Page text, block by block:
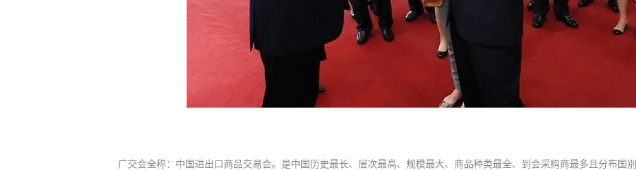
广交会全称：中国进出口商品交易会。是中国历史最长、层次最高、规模最大、商品种类最全、到会采购商最多且分布国